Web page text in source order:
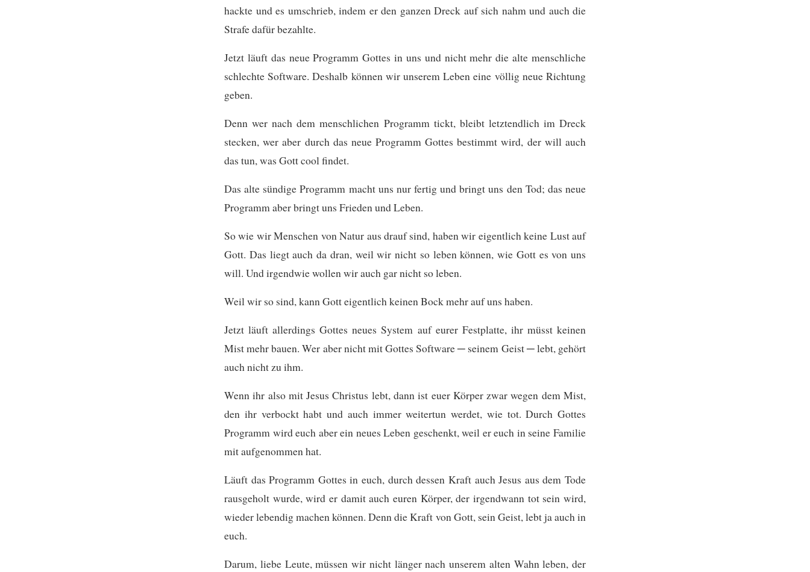
hackte und es umschrieb, indem er den ganzen Dreck auf sich nahm und auch die
Strafe dafür bezahlte.
Jetzt läuft das neue Programm Gottes in uns und nicht mehr die alte menschliche
schlechte Software. Deshalb können wir unserem Leben eine völlig neue Richtung
geben.
Denn wer nach dem menschlichen Programm tickt, bleibt letztendlich im Dreck
stecken, wer aber durch das neue Programm Gottes bestimmt wird, der will auch
das tun, was Gott cool findet.
Das alte sündige Programm macht uns nur fertig und bringt uns den Tod; das neue
Programm aber bringt uns Frieden und Leben.
So wie wir Menschen von Natur aus drauf sind, haben wir eigentlich keine Lust auf
Gott. Das liegt auch da dran, weil wir nicht so leben können, wie Gott es von uns
will. Und irgendwie wollen wir auch gar nicht so leben.
Weil wir so sind, kann Gott eigentlich keinen Bock mehr auf uns haben.
Jetzt läuft allerdings Gottes neues System auf eurer Festplatte, ihr müsst keinen
Mist mehr bauen. Wer aber nicht mit Gottes Software ─ seinem Geist ─ lebt, gehört
auch nicht zu ihm.
Wenn ihr also mit Jesus Christus lebt, dann ist euer Körper zwar wegen dem Mist,
den ihr verbockt habt und auch immer weitertun werdet, wie tot. Durch Gottes
Programm wird euch aber ein neues Leben geschenkt, weil er euch in seine Familie
mit aufgenommen hat.
Läuft das Programm Gottes in euch, durch dessen Kraft auch Jesus aus dem Tode
rausgeholt wurde, wird er damit auch euren Körper, der irgendwann tot sein wird,
wieder lebendig machen können. Denn die Kraft von Gott, sein Geist, lebt ja auch in
euch.
Darum, liebe Leute, müssen wir nicht länger nach unserem alten Wahn leben, der